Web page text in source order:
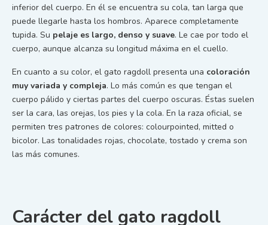
inferior del cuerpo. En él se encuentra su cola, tan larga que
puede llegarle hasta los hombros. Aparece completamente
tupida. Su pelaje es largo, denso y suave. Le cae por todo el
cuerpo, aunque alcanza su longitud máxima en el cuello.
En cuanto a su color, el gato ragdoll presenta una coloración
muy variada y compleja. Lo más común es que tengan el
cuerpo pálido y ciertas partes del cuerpo oscuras. Éstas suelen
ser la cara, las orejas, los pies y la cola. En la raza oficial, se
permiten tres patrones de colores: colourpointed, mitted o
bicolor. Las tonalidades rojas, chocolate, tostado y crema son
las más comunes.
Carácter del gato ragdoll